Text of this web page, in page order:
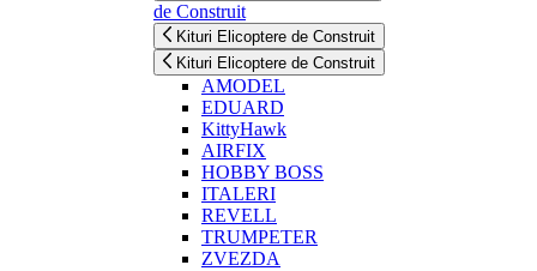
de Construit
Kituri Elicoptere de Construit
Kituri Elicoptere de Construit
AMODEL
EDUARD
KittyHawk
AIRFIX
HOBBY BOSS
ITALERI
REVELL
TRUMPETER
ZVEZDA